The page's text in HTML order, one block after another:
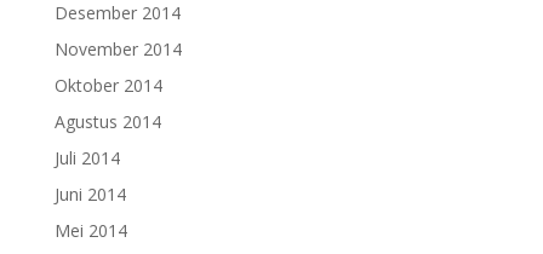
Desember 2014
November 2014
Oktober 2014
Agustus 2014
Juli 2014
Juni 2014
Mei 2014